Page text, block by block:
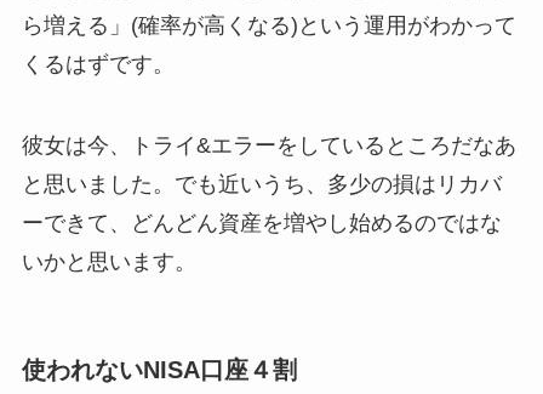
ら増える」(確率が高くなる)という運用がわかって
くるはずです。
彼女は今、トライ&エラーをしているところだなあ
と思いました。でも近いうち、多少の損はリカバ
ーできて、どんどん資産を増やし始めるのではな
いかと思います。
使われないNISA口座４割